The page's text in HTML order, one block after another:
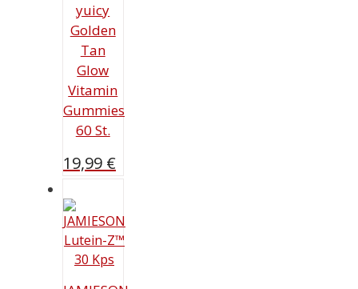
yuicy
Golden
Tan
Glow
Vitamin
Gummies
60 St.
19,99 €